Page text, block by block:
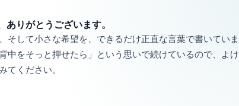
りがとうございます。
そして小さな希望を、できるだけ正直な言葉で書いていま
中をそっと押せたら」という思いで続けているので、よけ
てください。